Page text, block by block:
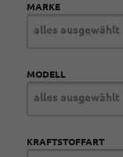
MARKE
alles ausgewählt
MODELL
alles ausgewählt
KRAFTSTOFFART